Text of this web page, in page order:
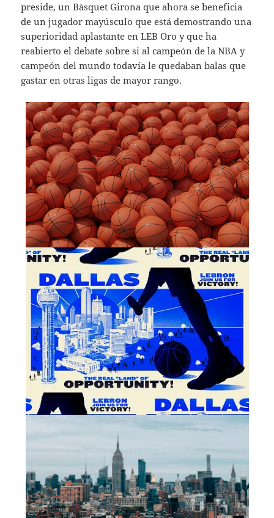
preside, un Bàsquet Girona que ahora se beneficia
de un jugador mayúsculo que está demostrando una
superioridad aplastante en LEB Oro y que ha
reabierto el debate sobre si al campeón de la NBA y
campeón del mundo todavía le quedaban balas que
gastar en otras ligas de mayor rango.